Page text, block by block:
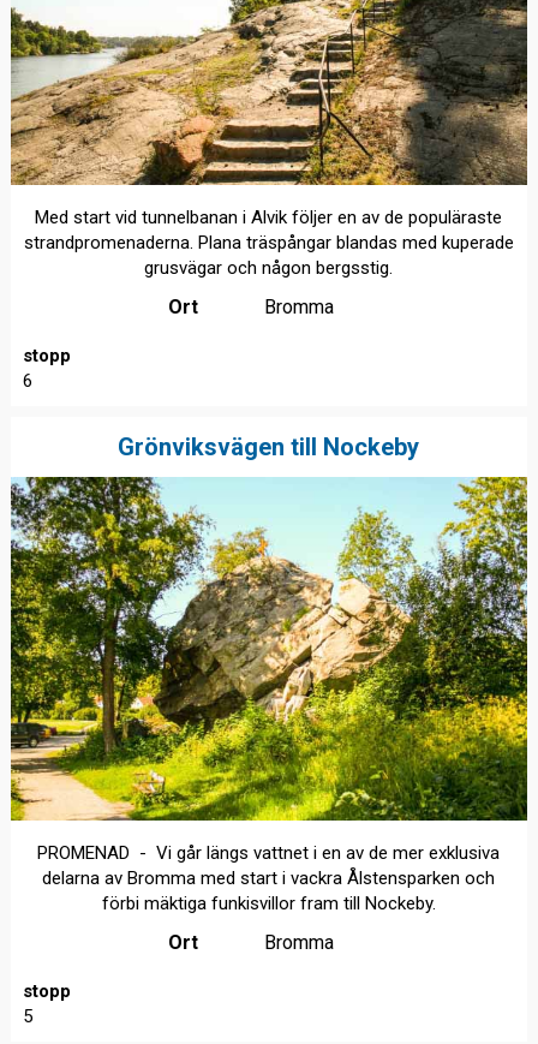
Med start vid tunnelbanan i Alvik följer en av de populäraste
strandpromenaderna. Plana träspångar blandas med kuperade
grusvägar och någon bergsstig.
Ort Bromma
stopp
6
Grönviksvägen till Nockeby
PROMENAD - Vi går längs vattnet i en av de mer exklusiva
delarna av Bromma med start i vackra Ålstensparken och
förbi mäktiga funkisvillor fram till Nockeby.
Ort Bromma
stopp
5